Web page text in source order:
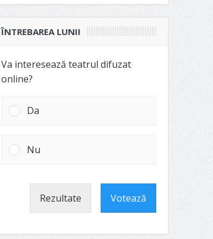
ÎNTREBAREA LUNII
Va interesează teatrul difuzat
online?
Da
Nu
Rezultate Votează